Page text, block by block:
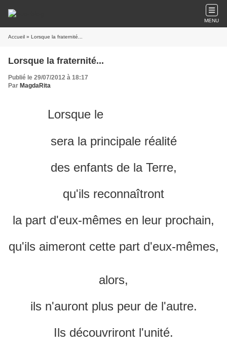
MENU
Accueil » Lorsque la fraternité...
Lorsque la fraternité...
Publié le 29/07/2012 à 18:17
Par MagdaRita
Lorsque le
sera la principale réalité
des enfants de la Terre,
qu'ils reconnaîtront
la part d'eux-mêmes en leur prochain,
qu'ils aimeront cette part d'eux-mêmes,
alors,
ils n'auront plus peur de l'autre.
Ils découvriront l'unité.